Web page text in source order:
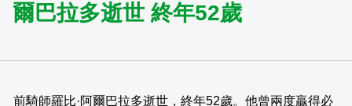
爾巴拉多逝世 終年52歲
前騎師羅比·阿爾巴拉多逝世，終年52歲。他曾兩度贏得必